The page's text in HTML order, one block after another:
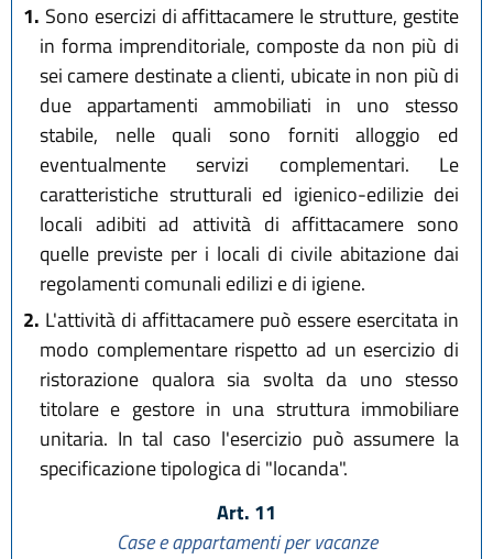
1. Sono esercizi di affittacamere le strutture, gestite
in forma imprenditoriale, composte da non più di
sei camere destinate a clienti, ubicate in non più di
due appartamenti ammobiliati in uno stesso
stabile, nelle quali sono forniti alloggio ed
eventualmente servizi complementari. Le
caratteristiche strutturali ed igienico-edilizie dei
locali adibiti ad attività di affittacamere sono
quelle previste per i locali di civile abitazione dai
regolamenti comunali edilizi e di igiene.
2. L'attività di affittacamere può essere esercitata in
modo complementare rispetto ad un esercizio di
ristorazione qualora sia svolta da uno stesso
titolare e gestore in una struttura immobiliare
unitaria. In tal caso l'esercizio può assumere la
specificazione tipologica di "locanda".
Art. 11
Case e appartamenti per vacanze